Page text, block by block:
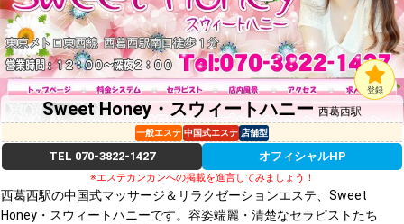
Sweet Honey・スウィートハニー 西葛西駅
登録
一般エステ 中国式エステ 店舗型
TEL 070-3822-1427 オフィシャルHP
※エステカンカンへの掲載を進言してみましょう！
西葛西駅の中国式マッサージ＆リラクゼーションエステ、Sweet
Honey・スウィートハニーです。容姿端麗・清楚なセラピストたち